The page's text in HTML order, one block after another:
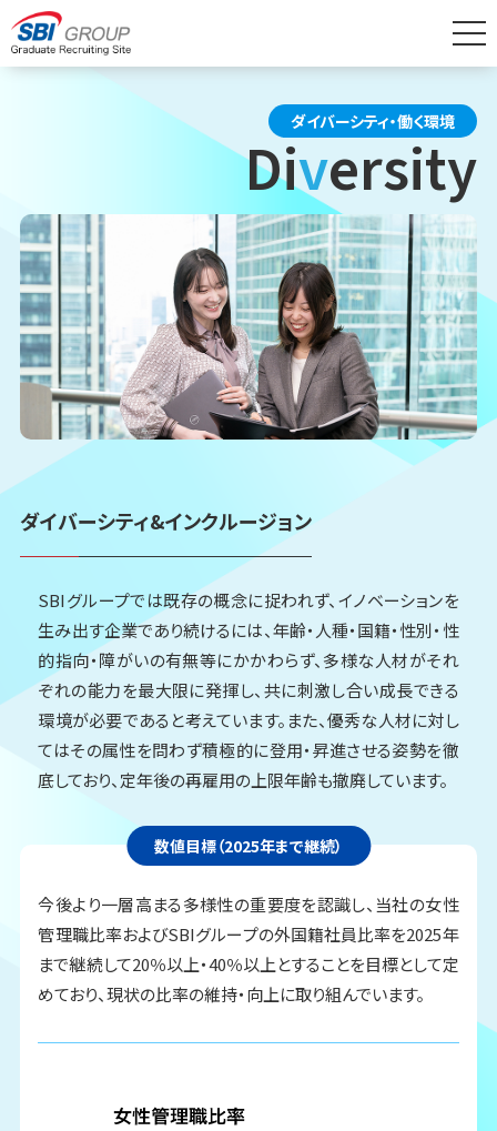
会社を知る
経営理念
グループ会社と事業領域
データで知るSBIグループ
制度・環境を知る
キャリアパス・育成制度
福利厚生
オフィス紹介
人を知る
R.S（SBIホールディングス・海外事業管理部）
Y.A（SBI証券・経営企画部）
T.K（SBIインベストメント・CVC事業部）
ダイバーシティ・働く環境
Diversity
ダイバーシティ&インクルージョン
SBIグループでは既存の概念に捉われず、イノベーションを
生み出す企業であり続けるには、年齢・人種・国籍・性別・性
的指向・障がいの有無等にかかわらず、多様な人材がそれ
ぞれの能力を最大限に発揮し、共に刺激し合い成長できる
環境が必要であると考えています。また、優秀な人材に対し
てはその属性を問わず積極的に登用・昇進させる姿勢を徹
底しており、定年後の再雇用の上限年齢も撤廃しています。
数値目標（2025年まで継続）
今後より一層高まる多様性の重要度を認識し、当社の女性
管理職比率およびSBIグループの外国籍社員比率を2025年
まで継続して20％以上・40％以上とすることを目標として定
めており、現状の比率の維持・向上に取り組んでいます。